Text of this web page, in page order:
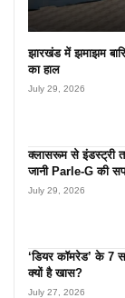
झारखंड में झमाझम
का हाल
July 29, 2026
क्लासरूम से इंडस्ट्री
जानी Parle-G की
July 29, 2026
‘डियर कॉमरेड’ के 7
क्यों है खास?
July 27, 2026